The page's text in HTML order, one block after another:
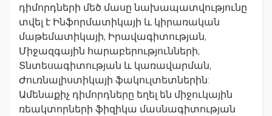
դիմորդների մեծ մասը նախապատվությունը
տվել է Ինֆորմատիկայի և կիրառական
մաթեմատիկայի, Իրավագիտության,
Միջազգային հարաբերությունների,
Տնտեսագիտության և կառավարման,
Ժուռնալիստիկայի ֆակուլտետներին:
Ամենաքիչ դիմորդները եղել են միջուկային
ռեակտորների ֆիզիկա մասնագիտության